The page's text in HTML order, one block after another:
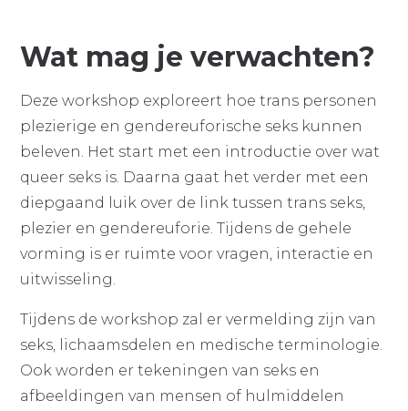
Wat mag je verwachten?
Deze workshop exploreert hoe trans personen
plezierige en gendereuforische seks kunnen
beleven. Het start met een introductie over wat
queer seks is. Daarna gaat het verder met een
diepgaand luik over de link tussen trans seks,
plezier en gendereuforie. Tijdens de gehele
vorming is er ruimte voor vragen, interactie en
uitwisseling.
Tijdens de workshop zal er vermelding zijn van
seks, lichaamsdelen en medische terminologie.
Ook worden er tekeningen van seks en
afbeeldingen van mensen of hulmiddelen